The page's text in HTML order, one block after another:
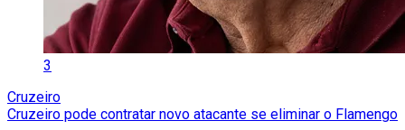
3
Cruzeiro
Cruzeiro pode contratar novo atacante se eliminar o Flamengo